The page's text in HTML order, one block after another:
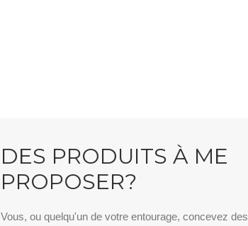
DES PRODUITS À ME
PROPOSER?
Vous, ou quelqu'un de votre entourage, concevez des